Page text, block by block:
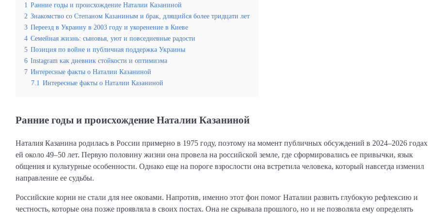
1 Ранние годы и происхождение Наталии Казаниной
2 Знакомство со Степаном Казаниным и брак, длящийся более тридцати лет
3 Переезд в Украину в 2003 году и укоренение в Киеве
4 Семейная жизнь: сыновья, уют и повседневные радости
5 Позиция по войне и публичная поддержка Украины
6 Instagram как дневник стойкости и оптимизма
7 Интересные факты о Наталии Казаниной
7.1 Интересные факты о Наталии Казаниной
Ранние годы и происхождение Наталии Казаниной
Наталия Казанина родилась в России примерно в 1975 году, поэтому на момент публичных обсуждений в 2024–2026 годах
ей около 49–50 лет. Первую половину жизни она провела на российской земле, где сформировались ее привычки, язык
общения и культурные особенности. Однако еще на пороге взрослости она встретила человека, который навсегда изменил
направление ее судьбы.
Российские корни не стали для нее оковами. Напротив, именно этот фон помог Наталии развить глубокую рефлексию и
честность, которые она позже проявляла в своих постах. Она не скрывала прошлого, но и не позволяла ему определять